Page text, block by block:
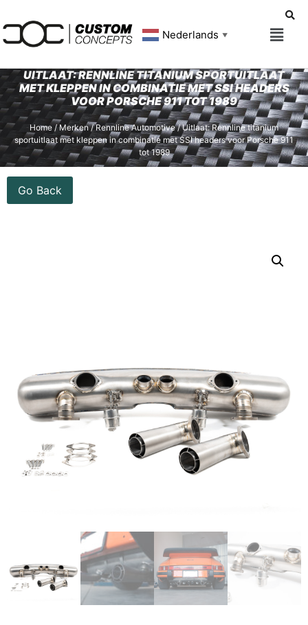
Nederlands ▼
UITLAAT: RENNLINE TITANIUM SPORTUITLAAT
MET KLEPPEN IN COMBINATIE MET SSI HEADERS
VOOR PORSCHE 911 TOT 1989
Home /Merken/Rennline Automotive/ Uitlaat: Rennline titanium
sportuitlaat met kleppen in combinatie met SSI headers voor Porsche 911
tot 1989
Go Back